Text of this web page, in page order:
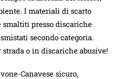
I materiali di scarto
presso discariche
secondo categoria.
o in discariche abusive!
Canavese sicuro,